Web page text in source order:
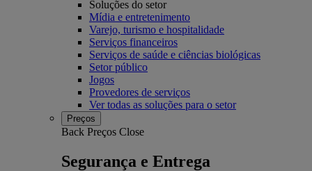
Soluções do setor
Mídia e entretenimento
Varejo, turismo e hospitalidade
Serviços financeiros
Serviços de saúde e ciências biológicas
Setor público
Jogos
Provedores de serviços
Ver todas as soluções para o setor
Preços
Back Preços Close
Segurança e Entrega